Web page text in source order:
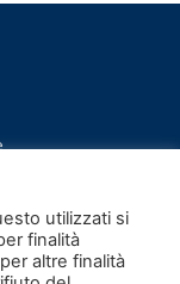
utilizzati si
finalità
altre finalità